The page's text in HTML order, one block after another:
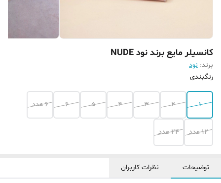
کانسیلر مایع برند نود NUDE
برند: نود
رنگبندی
1
2
3
4
5
6 6 عدد
12 عدد 24 عدد
توضیحات نظرات کاربران